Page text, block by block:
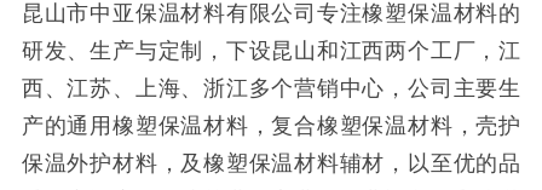
昆山市中亚保温材料有限公司专注橡塑保温材料的
研发、生产与定制，下设昆山和江西两个工厂，江
西、江苏、上海、浙江多个营销中心，公司主要生
产的通用橡塑保温材料，复合橡塑保温材料，壳护
保温外护材料，及橡塑保温材料辅材，以至优的品